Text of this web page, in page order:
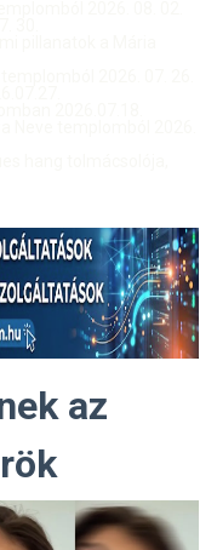
az